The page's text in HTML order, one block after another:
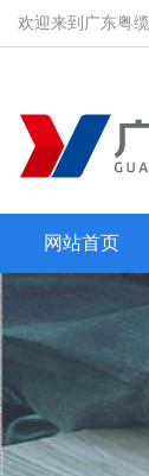
欢迎来到广东粤
网站首页